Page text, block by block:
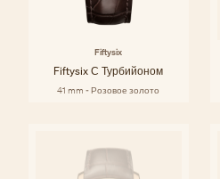
Fiftysix
Fiftysix С Турбийоном
41 mm - Розовое золото